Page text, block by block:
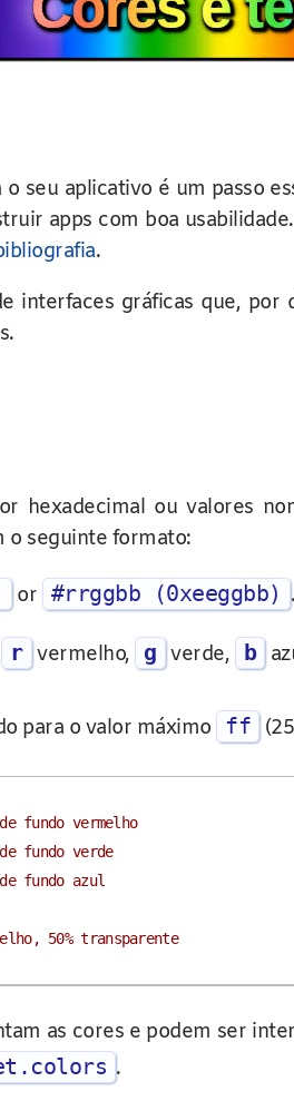
seu aplicativo é um passo
apps com boa
.
interfaces gráficas que,
hexadecimal ou valores
o seguinte formato:
or #rrggbb (0xeeggbb) .
r vermelho, g verde, b
para o valor máximo ff
fundo vermelho
fundo verde
fundo azul
50% transparente
as cores e podem ser
.